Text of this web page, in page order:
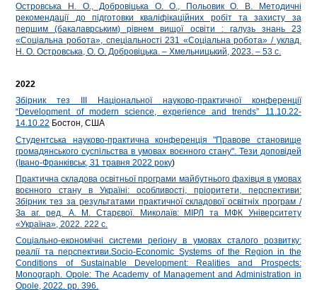
Островська Н. О., Добровіцька О. О., Польовик О. В. Методичні
рекомендації до підготовки кваліфікаційних робіт та захисту за
першим (бакалаврським) рівнем вищої освіти : галузь знань 23
«Соціальна робота», спеціальності 231 «Соціальна робота» / уклад.
Н. О. Островська, О. О. Добровіцька. – Хмельницький, 2023. – 53 с.
2022
Збірник тез ІІІ Національної науково-практичної конференції
“Development of modern science, experience and trends” 11.10.22-
14.10.22 Бостон, США
Студентська науково-практична конференція "Правове становище
громадянського суспільства в умовах воєнного стану". Тези доповідей
(Івано-Франківськ, 31 травня 2022 року)
Практична складова освітньої програми майбутнього фахівця в умовах
воєнного стану в Україні: особливості, пріоритети, перспективи:
Збірник тез за результатами практичної складової освітніх програм /
За аг. ред. А. М. Старєвої. Миколаїв: МІРЛ та МФК Університету
«Україна», 2022. 222 с.
Соціально-економічні системи регіону в умовах сталого розвитку:
реалії та перспективи.Socio-Economic Systems of the Region in the
Conditions of Sustainable Development: Realities and Prospects:
Monograph. Opole: The Academy of Management and Administration in
Opole, 2022. pp. 396.